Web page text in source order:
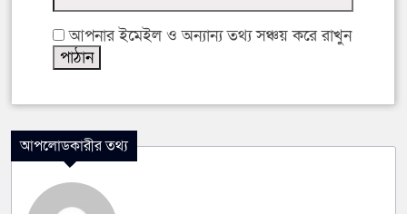
আপনার ইমেইল ও অন্যান্য তথ্য সঞ্চয় করে রাখুন
আপলোডকারীর তথ্য